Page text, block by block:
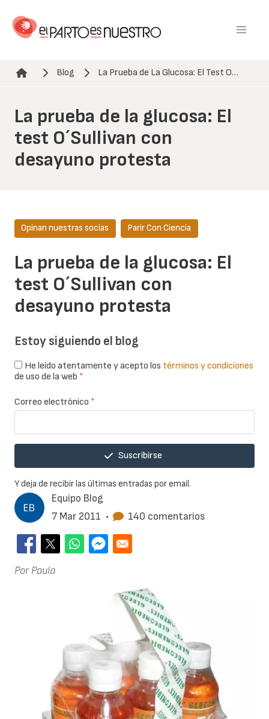
contenido
Ruta de navegación
Blog La Prueba de La Glucosa: El Test O…
La prueba de la glucosa: El
test O´Sullivan con
desayuno protesta
Equipo Blog
7 Mar 2011 • 140 comentarios
La prueba de la glucosa: El
test O´Sullivan con
desayuno protesta
Opinan nuestras socias Parir Con Ciencia
Por Paula
Estoy siguiendo el blog
He leído atentamente y acepto los términos y condiciones
de uso de la web *
Correo electrónico *
Suscribirse
Y deja de recibir las últimas entradas por email.